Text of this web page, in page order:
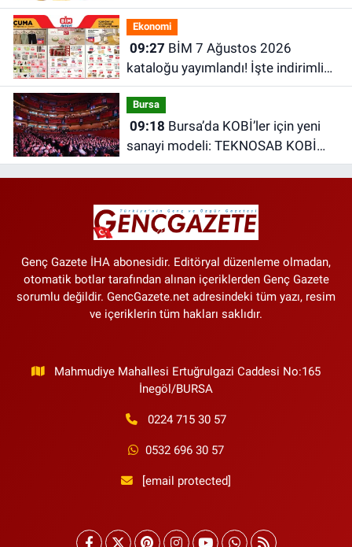
Gram Altın, Tam Altın Ne Kadar? En
Güncel Altın Fiyatları
Ekonomi
09:27
kataloğu yayımlandı! İşte indirimli
ürünler ve fiyatları
Bursa
09:18
sanayi modeli: TEKNOSAB KOBİ
OSB projesi tanıtıldı
Genç Gazete İHA abonesidir. Editöryal düzenleme olmadan,
otomatik botlar tarafından alınan içeriklerden Genç Gazete
sorumlu değildir. GencGazete.net adresindeki tüm yazı, resim
ve içeriklerin tüm hakları saklıdır.
Mahmudiye Mahallesi Ertuğrulgazi Caddesi No:165
İnegöl/BURSA
0224 715 30 57
0532 696 30 57
[email protected]